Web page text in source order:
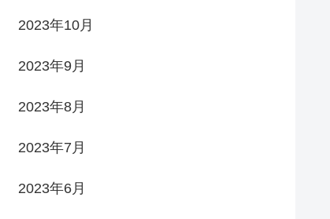
2023年10月
2023年9月
2023年8月
2023年7月
2023年6月